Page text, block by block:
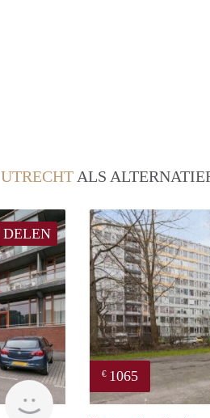
UTRECHT ALS
DELEN
rent
€ 1065